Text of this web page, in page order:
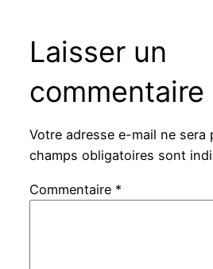
Laisser un
commentaire
Votre adresse e-mail ne sera
champs obligatoires sont
Commentaire *